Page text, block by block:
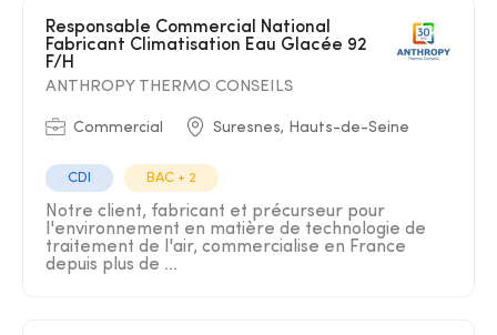
Responsable Commercial National
Fabricant Climatisation Eau Glacée 92
F/H
ANTHROPY THERMO CONSEILS
Commercial Suresnes, Hauts-de-Seine
CDI BAC + 2
Notre client, fabricant et précurseur pour
l'environnement en matière de technologie de
traitement de l'air, commercialise en France
depuis plus de ...